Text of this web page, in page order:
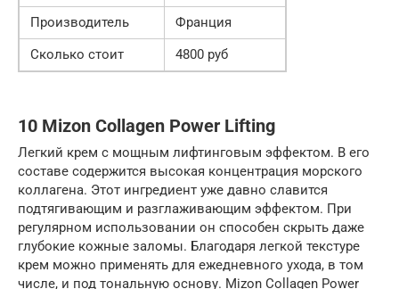
Производитель
Франция
Сколько стоит
4800 руб
10 Mizon Collagen Power Lifting
Легкий крем с мощным лифтинговым эффектом. В его
составе содержится высокая концентрация морского
коллагена. Этот ингредиент уже давно славится
подтягивающим и разглаживающим эффектом. При
регулярном использовании он способен скрыть даже
глубокие кожные заломы. Благодаря легкой текстуре
крем можно применять для ежедневного ухода, в том
числе, и под тональную основу. Mizon Collagen Power